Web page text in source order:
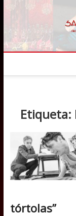
content
Etiqueta:
tórtolas”